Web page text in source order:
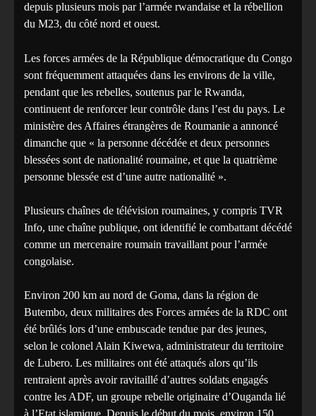
depuis plusieurs mois par l’armée rwandaise et la rébellion
du M23, du côté nord et ouest.
Les forces armées de la République démocratique du Congo
sont fréquemment attaquées dans les environs de la ville,
pendant que les rebelles, soutenus par le Rwanda,
continuent de renforcer leur contrôle dans l’est du pays. Le
ministère des Affaires étrangères de Roumanie a annoncé
dimanche que « la personne décédée et deux personnes
blessées sont de nationalité roumaine, et que la quatrième
personne blessée est d’une autre nationalité ».
Plusieurs chaînes de télévision roumaines, y compris TVR
Info, une chaîne publique, ont identifié le combattant décédé
comme un mercenaire roumain travaillant pour l’armée
congolaise.
Environ 200 km au nord de Goma, dans la région de
Butembo, deux militaires des Forces armées de la RDC ont
été brûlés lors d’une embuscade tendue par des jeunes,
selon le colonel Alain Kiwewa, administrateur du territoire
de Lubero. Les militaires ont été attaqués alors qu’ils
rentraient après avoir ravitaillé d’autres soldats engagés
contre les ADF, un groupe rebelle originaire d’Ouganda lié
à l’Etat islamique. Depuis le début du mois, environ 150